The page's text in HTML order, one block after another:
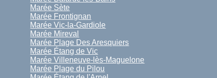
Marée Sète
Marée Frontignan
Marée Vic-la-Gardiole
Marée Mireval
Marée Plage Des Aresquiers
Marée Étang de Vic
Marée Villeneuve-lès-Maguelone
Marée Plage du Pilou